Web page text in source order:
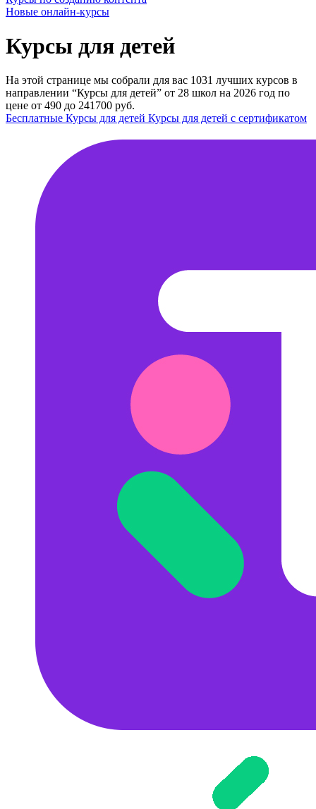
Новые онлайн‑курсы
Курсы для детей
На этой странице мы собрали для вас 1031 лучших курсов в
направлении “Курсы для детей” от 28 школ на 2026 год по
цене от 490 до 241700 руб.
Бесплатные Курсы для детей Курсы для детей с сертификатом